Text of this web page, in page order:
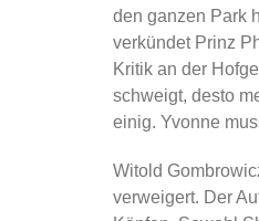
den ganzen Park
verkündet Prinz
Kritik an der
schweigt, desto
einig. Yvonne
Witold
verweigert. Der